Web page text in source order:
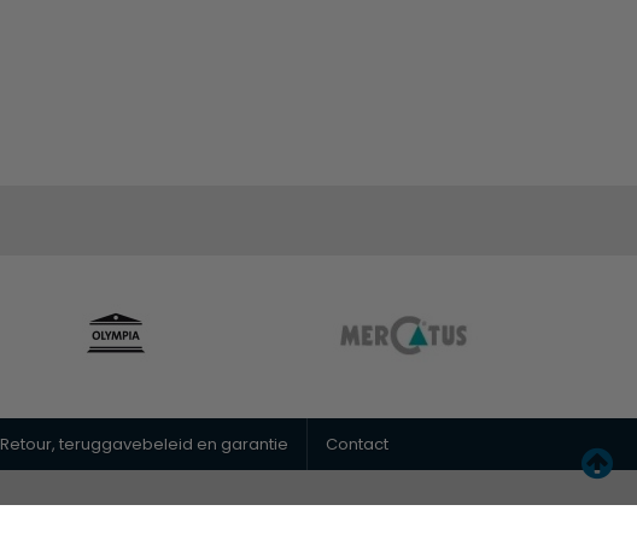
Retour, teruggavebeleid en garantie Contact